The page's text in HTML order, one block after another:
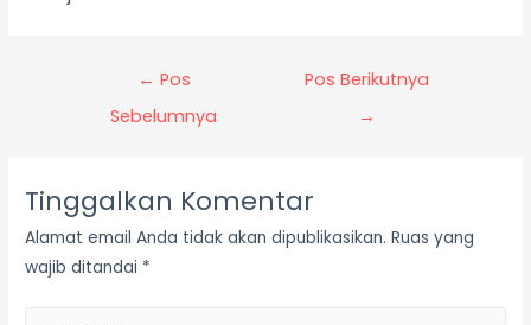
← Pos
Sebelumnya
Pos Berikutnya
→
Tinggalkan Komentar
Alamat email Anda tidak akan dipublikasikan. Ruas yang
wajib ditandai *